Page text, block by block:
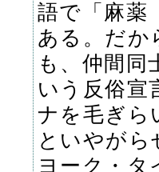
語で「麻薬
ある。だか
も、仲間同
いう反俗宣
ナを毛ぎら
といやが
ヨーク・タ